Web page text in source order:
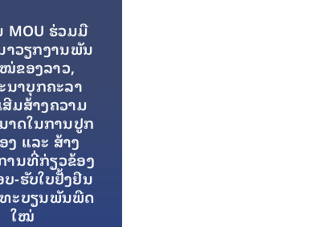
MOU ຮ່ວມມື
ວຽກງານພັນ
ຂອງລາວ,
າບຸກຄະລາ
ມສ້າງຄວາມ
າດໃນການປູກ
ແລະ ສ້າງ
ານທີ່ກ່ຽວຂ້ອງ
-ຮັບໃບຢັ້ງຢືນ
ະບຽນພັນພືດ
ໃໝ່